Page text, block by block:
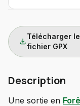
download
Télécharger le
fichier GPX
Description
Une sortie en